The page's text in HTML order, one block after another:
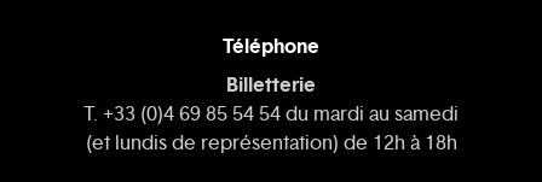
Téléphone
Billetterie
T. +33 (0)4 69 85 54 54 du mardi au samedi
(et lundis de représentation) de 12h à 18h